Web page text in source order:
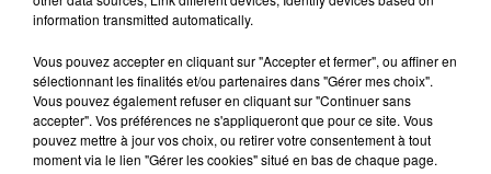
Gagnez vos pass pour le V and B Fest' 2026 !
11 juillet 2026
Inscrivez-vous au casting The Voice & The Voice
Kids !
information transmitted automatically.
Vous pouvez accepter en cliquant sur "Accepter et fermer", ou affiner en
sélectionnant les finalités et/ou partenaires dans "Gérer mes choix".
Vous pouvez également refuser en cliquant sur "Continuer sans
accepter". Vos préférences ne s'appliqueront que pour ce site. Vous
pouvez mettre à jour vos choix, ou retirer votre consentement à tout
moment via le lien "Gérer les cookies" situé en bas de chaque page.